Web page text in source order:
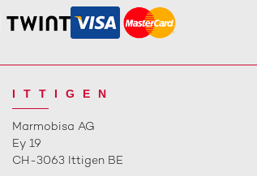
ITTIGEN
Marmobisa AG
Ey 19
CH-3063 Ittigen BE